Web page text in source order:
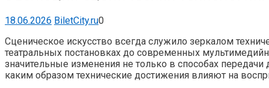
18.06.2026 BiletCity.ru0
Сценическое искусство всегда служило зеркалом
театральных постановках до современных
значительные изменения не только в способах
каким образом технические достижения влияют на